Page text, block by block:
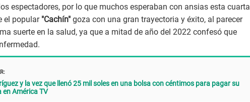
espectadores, por lo que muchos esperaban con ansias esta cuarta
el popular"Cachín" goza con una gran trayectoria y éxito, al parecer
suerte en la salud, ya que a mitad de año del 2022 confesó que
y la vez que llenó 25 mil soles en una bolsa con céntimos para pagar su
en América TV